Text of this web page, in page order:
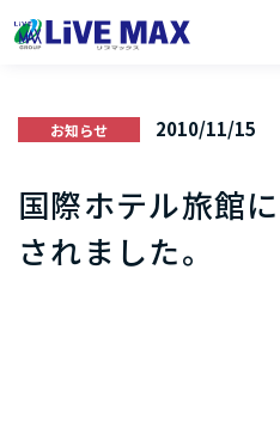
お知らせ 2010/11/15
国際ホテル旅館
されました。